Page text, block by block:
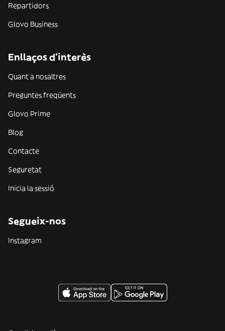
Repartidors
Glovo Business
Enllaços d'interès
Quant a nosaltres
Preguntes freqüents
Glovo Prime
Blog
Contacte
Seguretat
Inicia la sessió
Segueix-nos
Instagram